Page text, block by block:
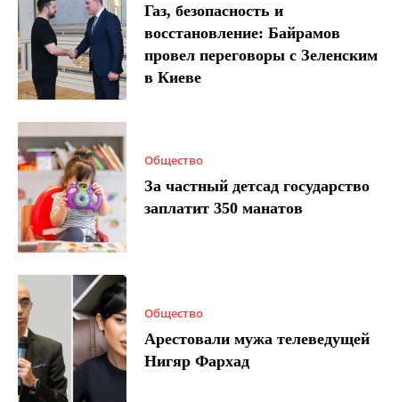
Газ, безопасность и
восстановление: Байрамов
провел переговоры с Зеленским
в Киеве
Общество
За частный детсад государство
заплатит 350 манатов
Общество
Арестовали мужа телеведущей
Нигяр Фархад